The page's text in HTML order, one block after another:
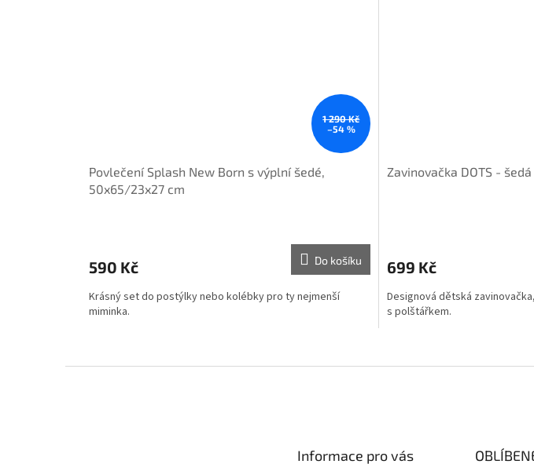
1 290 Kč
–54 %
Povlečení Splash New Born s výplní šedé,
50x65/23x27 cm
590 Kč Do košíku
Krásný set do postýlky nebo kolébky pro ty nejmenší
miminka.
Zavinovačka DOTS - šedá
699 Kč
Designová dětská
s polštářkem.
í
Informace pro vás